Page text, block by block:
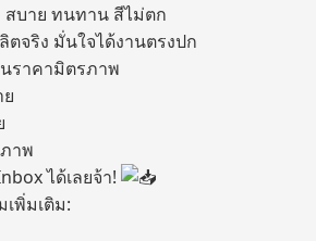
สบาย ทนทาน สีไม่ตก
ตจริง มั่นใจได้งานตรงปก
นราคามิตรภาพ
าพ
ได้เลยจ้า!
พิ่มเติม: